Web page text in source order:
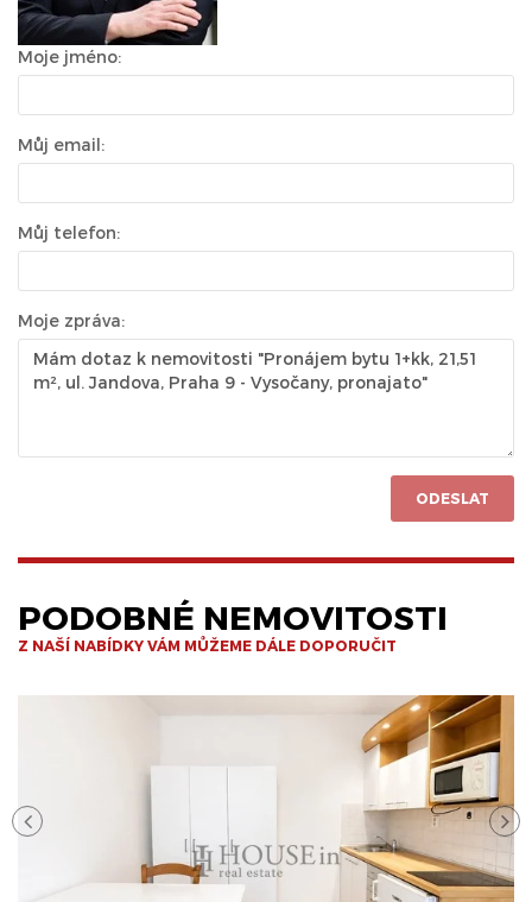
Moje jméno:
Můj email:
Můj telefon:
Moje zpráva:
ODESLAT
PODOBNÉ NEMOVITOSTI
Z NAŠÍ NABÍDKY VÁM MŮŽEME DÁLE DOPORUČIT